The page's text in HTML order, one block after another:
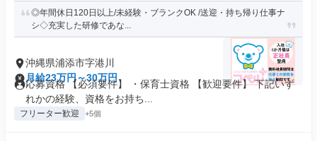
◎年間休日120日以上/未経験・ブランクOK /送迎・持ち帰り仕事ナ
シ◇充実した研修であな...
沖縄県浦添市字港川
月給23万円～30万円
応募資格 【必須要件】 ・保育士資格 【歓迎要件】 下記いず
れかの経験、資格をお持ち...
フリーター歓迎 +5個